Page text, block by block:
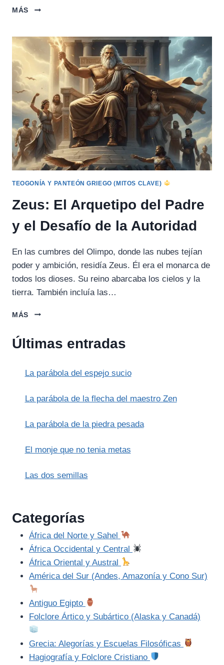
MÁS
HERA:
Y
LA
GESTIÓN
LA
IRA
DIVINA
TEOGONÍA Y PANTEÓN GRIEGO (MITOS CLAVE)
Zeus: El Arquetipo del Padre
y el Desafío de la Autoridad
En las cumbres del Olimpo, donde las nubes tejían
poder y ambición, residía Zeus. Él era el monarca de
todos los dioses. Su reino abarcaba los cielos y la
tierra. También incluía las…
MÁS
ZEUS:
DEL
EL
DE
Últimas entradas
La parábola del espejo sucio
La parábola de la flecha del maestro Zen
La parábola de la piedra pesada
El monje que no tenia metas
Las dos semillas
Categorías
África del Norte y Sahel
África Occidental y Central
África Oriental y Austral
América del Sur (Andes, Amazonía y Cono Sur)
Antiguo Egipto
Folclore Ártico y Subártico (Alaska y Canadá)
Grecia: Alegorías y Escuelas Filosóficas
Hagiografía y Folclore Cristiano